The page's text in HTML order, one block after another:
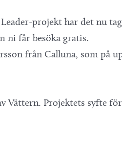
projekt har det nu
ni får besöka gratis.
från Calluna, som på
Projektets syfte